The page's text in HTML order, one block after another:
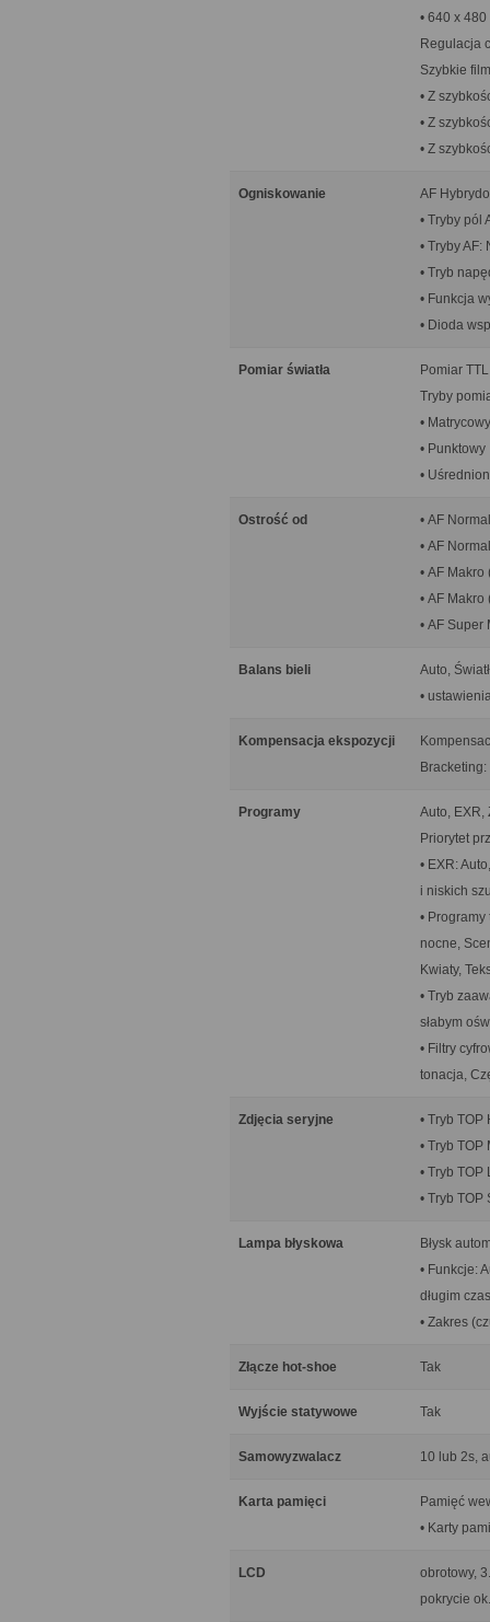
• 640 x
Regulacja
Szybkie
• Z
• Z
• Z
Ogniskowanie
AF
• Tryby pól
• Tryby
• Tryb
• Funkcja
• Dioda
Pomiar światła
Pomiar
Tryby
• Matrycowy
• Punktowy
•
Ostrość od
• AF
• AF
• AF
• AF
• AF Super
Balans bieli
Auto,
•
Kompensacja ekspozycji
Programy
Auto, EXR,
Priorytet
• EXR:
i niskich
•
nocne,
Kwiaty,
• Tryb
słabym
• Filtry
tonacja,
Zdjęcia seryjne
• Tryb
• Tryb
• Tryb
• Tryb
Lampa błyskowa
Błysk
• Funkcje:
długim
• Zakres
Złącze hot-shoe Tak
Wyjście statywowe Tak
Samowyzwalacz 10 lub 2s,
Karta pamięci
Pamięć
• Karty
LCD
obrotowy,
pokrycie